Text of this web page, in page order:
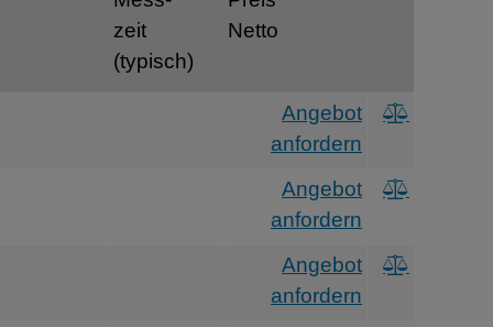
zeit
(typisch)
Netto
Angebot
anfordern
Angebot
anfordern
Angebot
anfordern